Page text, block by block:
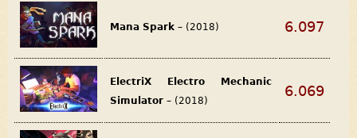
Mana Spark – (2018) 6.097
ElectriX Electro Mechanic
Simulator – (2018)
6.069